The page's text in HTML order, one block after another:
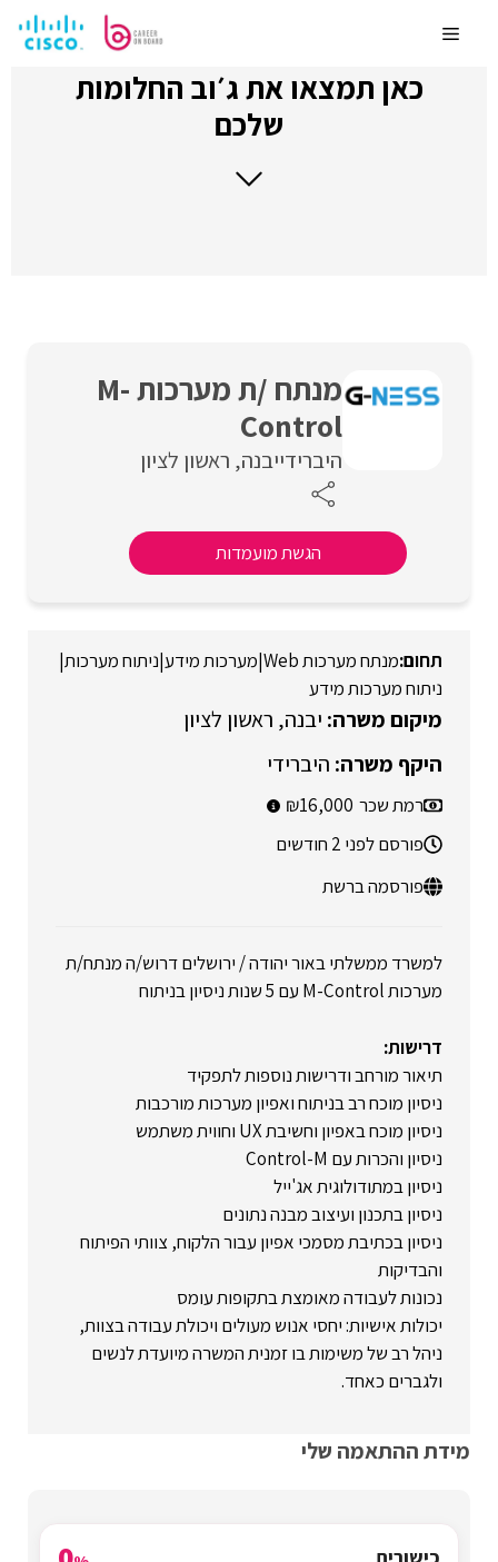
לתוכןMenu
כאן תמצאו את ג׳וב החלומות
שלכם
מנתח /ת מערכות M-
Control
היברידייבנה ראשון לציון
הגשת מועמדות
מנתח מערכות Web |מערכות מידע|ניתוח מערכות|
ניתוח מערכות מידע
יבנה ראשון לציון
היברידי
רמת שכר 16,000
פורסם לפני 2 חודשים
פורסמה ברשת
למשרד ממשלתי באור יהודה / ירושלים דרוש/ה מנתח/ת
מערכות M-Control עם 5 שנות ניסיון בניתוח
דרישות:
תיאור מורחב ודרישות נוספות לתפקיד
ניסיון מוכח רב בניתוח ואפיון מערכות מורכבות
ניסיון מוכח באפיון וחשיבת UX וחווית משתמש
ניסיון והכרות עם Control-M
ניסיון במתודולוגית אג'ייל
ניסיון בתכנון ועיצוב מבנה נתונים
ניסיון בכתיבת מסמכי אפיון עבור הלקוח, צוותי הפיתוח
והבדיקות
נכונות לעבודה מאומצת בתקופות עומס
יכולות אישיות: יחסי אנוש מעולים ויכולת עבודה בצוות,
ניהל רב של משימות בו זמנית המשרה מיועדת לנשים
ולגברים כאחד.
מידת ההתאמה שלי
כישורים